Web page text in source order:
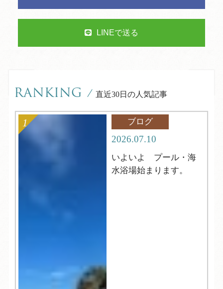
LINEで送る
RANKING / 直近30日の人気記事
ブログ
2026.07.10
いよいよ プール・海
水浴場始まります。